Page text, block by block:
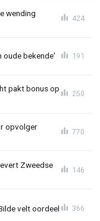
wending
424
oude bekende' 191
pakt bonus op
250
opvolger
770
Zweedse
146
velt oordeel 366